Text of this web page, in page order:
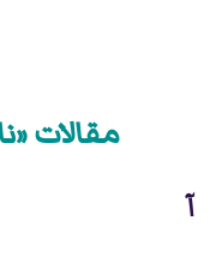
مقالات
آ